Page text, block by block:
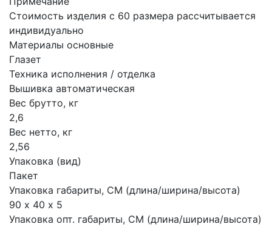
Стоимость изделия с 60 размера рассчитывается
индивидуально
Материалы основные
Глазет
Техника исполнения / отделка
Вышивка автоматическая
Вес брутто, кг
2,6
Вес нетто, кг
2,56
Упаковка (вид)
Пакет
Упаковка габариты, СМ (длина/ширина/высота)
90 х 40 х 5
Упаковка опт. габариты, СМ (длина/ширина/высота)